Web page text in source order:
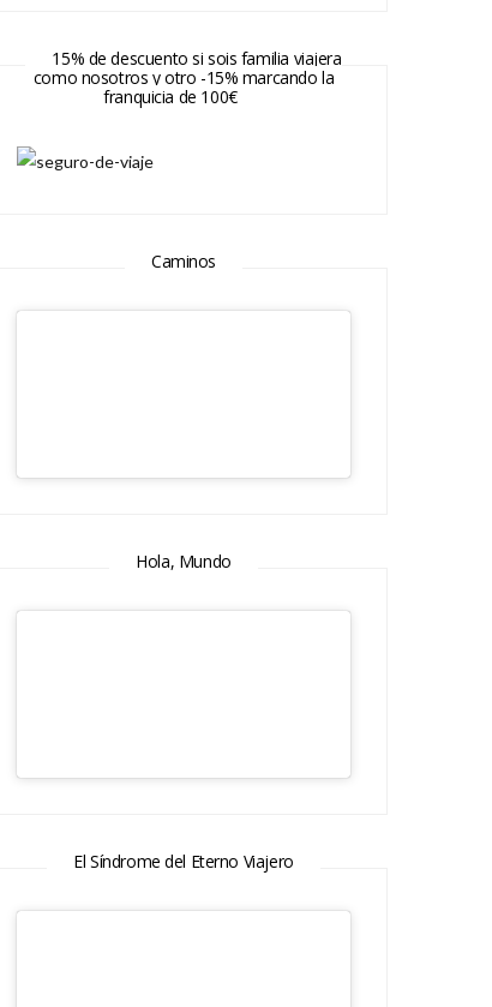
15% de descuento si sois familia viajera
como nosotros y otro -15% marcando la
franquicia de 100€
Caminos
Hola, Mundo
El Síndrome del Eterno Viajero